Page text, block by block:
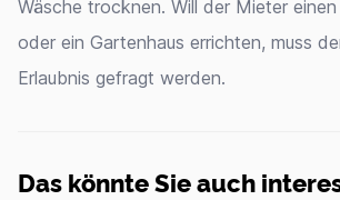
Wäsche trocknen. Will der Mieter
oder ein Gartenhaus errichten, muss
Erlaubnis gefragt werden.
Das könnte Sie auch